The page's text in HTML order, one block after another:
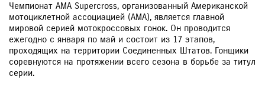
Чемпионат AMA Supercross, организованный Американской
мотоциклетной ассоциацией (AMA), является главной
мировой серией мотокроссовых гонок. Он проводится
ежегодно с января по май и состоит из 17 этапов,
проходящих на территории Соединенных Штатов. Гонщики
соревнуются на протяжении всего сезона в борьбе за титул
серии.